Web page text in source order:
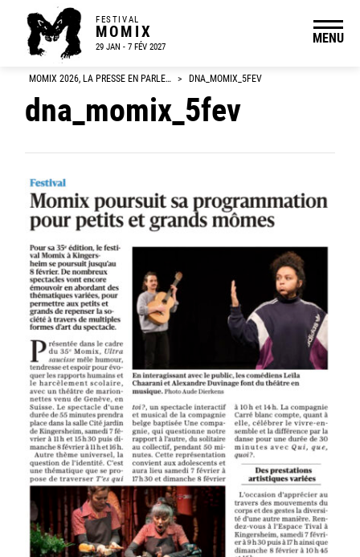
FESTIVAL
MOMIX
29 JAN - 7 FÉV 2027
MENU
MOMIX 2026, LA PRESSE EN PARLE… > DNA_MOMIX_5FEV
dna_momix_5fev